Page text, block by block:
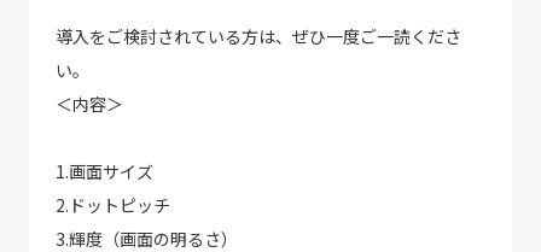
導入をご検討されている方は、ぜひ一度ご一読くださ
い。
＜内容＞
1.画面サイズ
2.ドットピッチ
3.輝度（画面の明るさ）